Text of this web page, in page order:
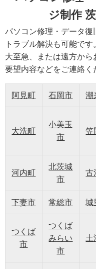
ジ制作
パソコン修理・データ
トラブル解決も可能で
大至急、または遠方か
要望内容などをご連絡く
阿見町 石岡市 潮
大洗町
小美玉
市
笠
河内町
北茨城
市
古
下妻市 常総市 城
つくば
市
つくば
みらい
市
土